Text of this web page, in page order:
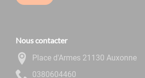
Nous contacter
Place d'Armes 21130 Auxonne
0644060830